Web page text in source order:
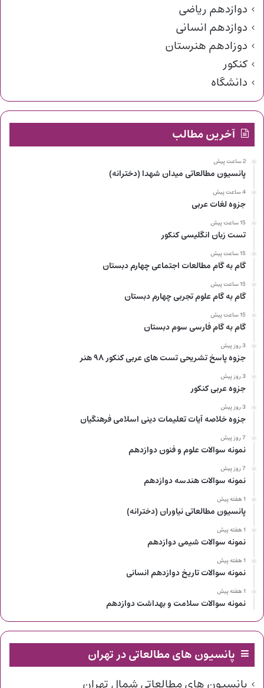
دوازدهم ریاضی
دوازدهم انسانی
دوزادهم هنرستان
کنکور
دانشگاه
آخرین مطالب
2 ساعت پیش
پانسیون مطالعاتی میدان شهدا (دخترانه)
4 ساعت پیش
جزوه لغات عربی
15 ساعت پیش
تست زبان انگلیسی کنکور
15 ساعت پیش
گام به گام مطالعات اجتماعی چهارم دبستان
15 ساعت پیش
گام به گام علوم تجربی چهارم دبستان
15 ساعت پیش
گام به گام فارسی سوم دبستان
3 روز پیش
جزوه پاسخ تشریحی تست های عربی کنکور ۹۸ هنر
3 روز پیش
جزوه عربی کنکور
3 روز پیش
جزوه خلاصه آیات تعلیمات دینی اسلامی فرهنگیان
7 روز پیش
نمونه سوالات علوم و فنون دوازدهم
7 روز پیش
نمونه سوالات هندسه دوازدهم
1 هفته پیش
پانسیون مطالعاتی نیاوران (دخترانه)
1 هفته پیش
نمونه سوالات شیمی دوازدهم
1 هفته پیش
نمونه سوالات تاریخ دوازدهم انسانی
1 هفته پیش
نمونه سوالات سلامت و بهداشت دوازدهم
پانسیون های مطالعاتی در تهران
پانسیون های مطالعاتی شمال تهران